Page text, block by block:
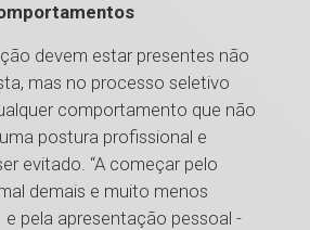
devem estar presentes não
mas no processo seletivo
comportamento que não
postura profissional e
evitado. “A começar pelo
demais e muito menos
pela apresentação pessoal -